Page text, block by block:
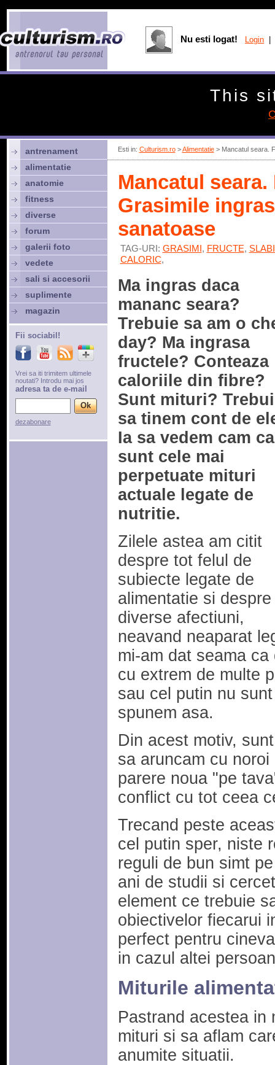
Esti in: Culturism.ro>Alimentatie> Mancatul seara.
Mancatul
Grasimile
sanatoase
TAG-URI: GRASIMI, FRUCTE,
CALORIC,
Ma ingras daca
mananc seara?
Trebuie sa am o
day? Ma ingrasa
fructele? Conteaza
caloriile din fibre?
Sunt mituri?
sa tinem cont de
Ia sa vedem cam
sunt cele mai
perpetuate mituri
actuale legate de
nutritie.
Zilele astea am citit
despre tot felul de
subiecte legate de
alimentatie si despre
diverse afectiuni,
neavand neaparat
mi-am dat seama
cu extrem de multe
sau cel putin nu
spunem asa.
Din acest motiv,
sa aruncam cu
parere noua "pe
conflict cu tot ceea
Trecand peste
cel putin sper, niste
reguli de bun simt
ani de studii si
element ce trebuie
obiectivelor fiecarui
perfect pentru
in cazul altei
Miturile
Pastrand acestea in
mituri si sa aflam
anumite situatii.
antrenament
alimentatie
anatomie
fitness
diverse
forum
galerii foto
vedete
sali si accesorii
suplimente
magazin
Fii sociabil!
Vrei sa iti trimitem ultimele
noutati? Introdu mai jos
adresa ta de e-mail
dezabonare
Nu esti logat! Login
This